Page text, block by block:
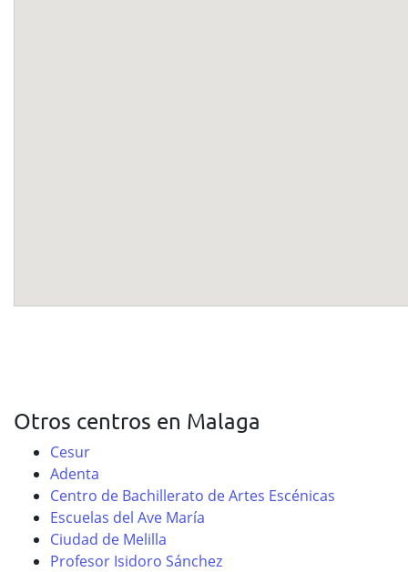
Otros centros en Malaga
Cesur
Adenta
Centro de Bachillerato de Artes Escénicas
Escuelas del Ave María
Ciudad de Melilla
Profesor Isidoro Sánchez